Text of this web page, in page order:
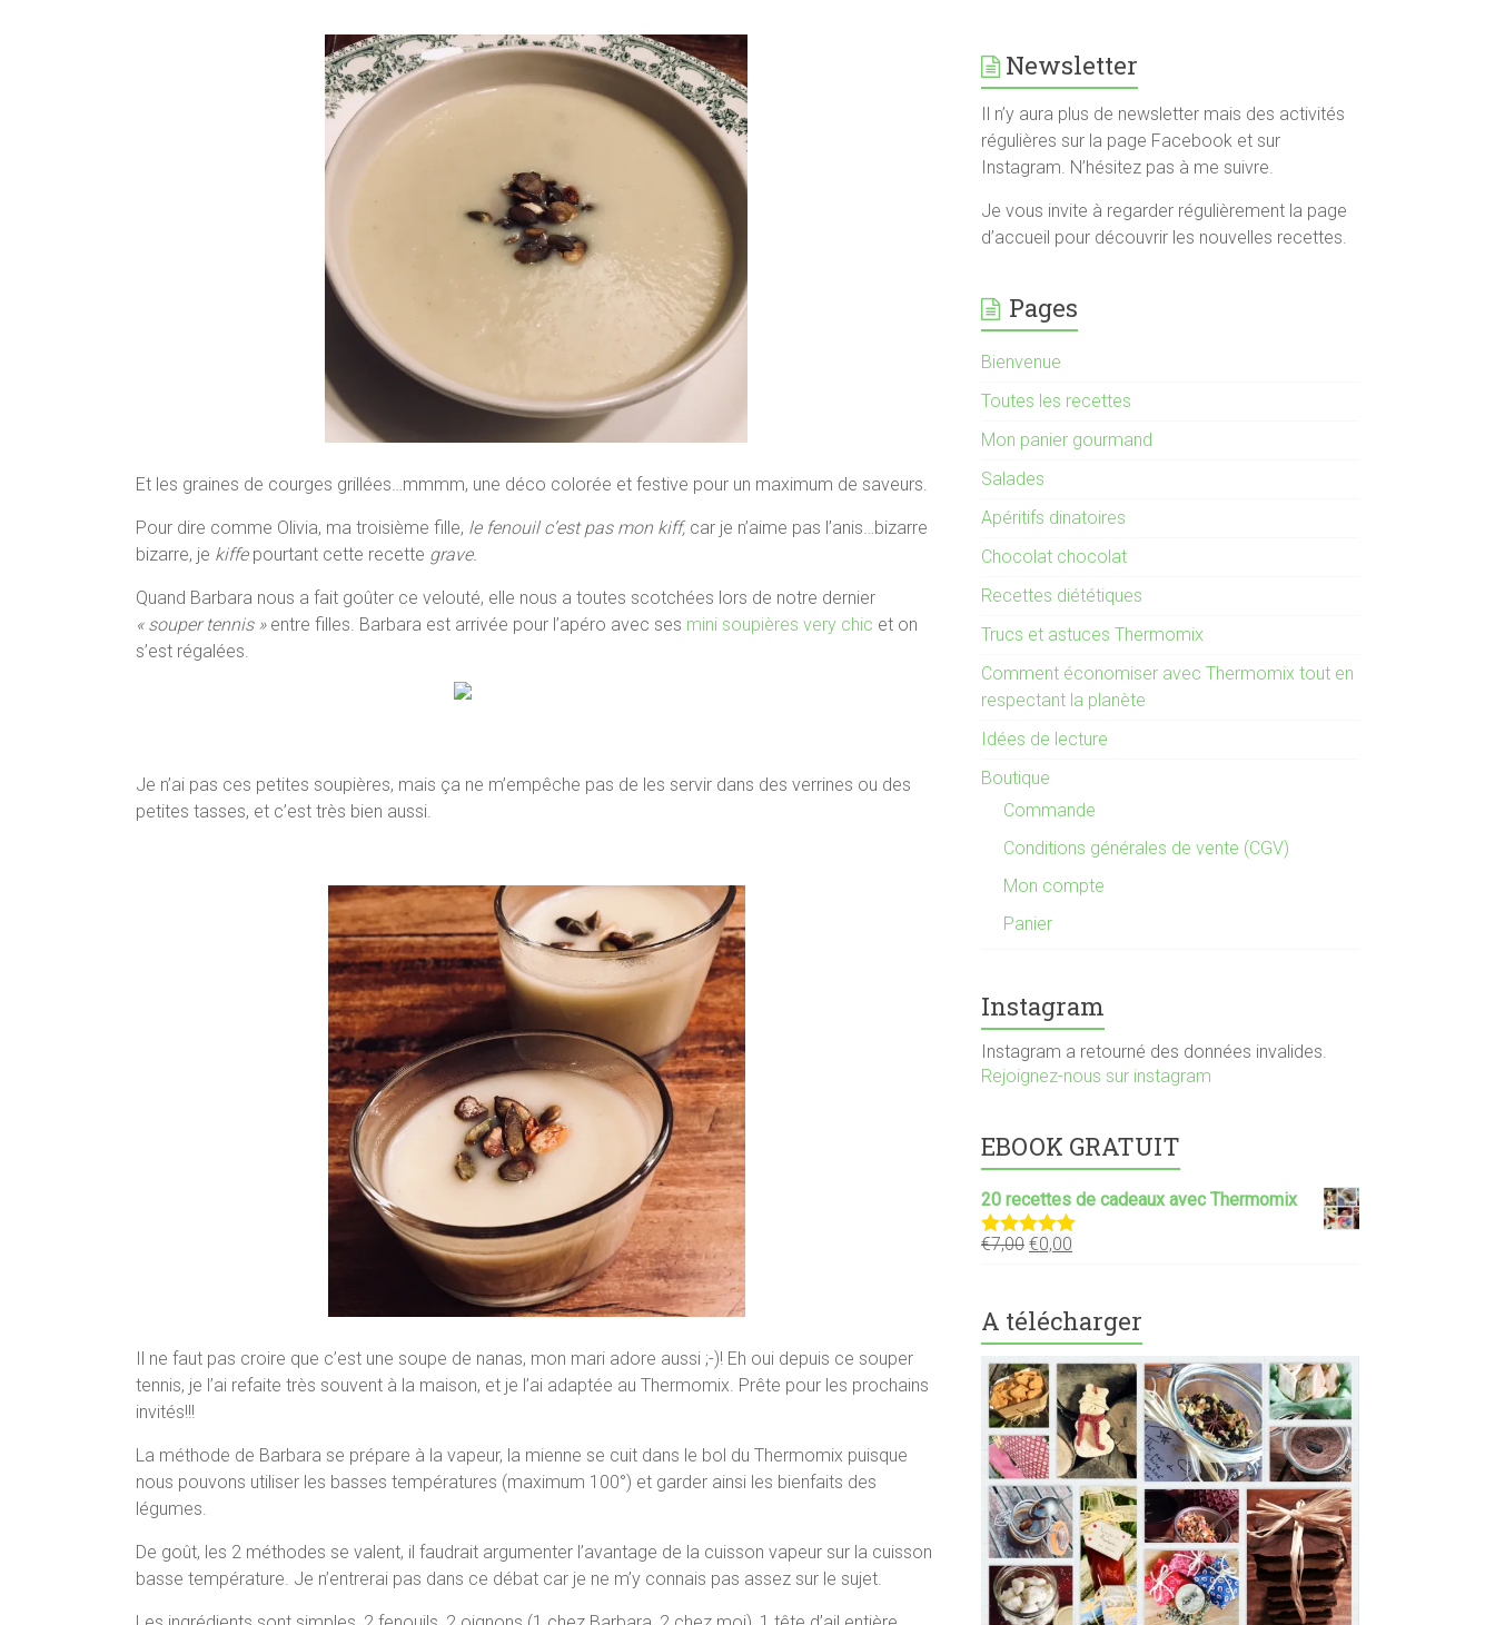
Et les graines de courges grillées…mmmm, une déco colorée et festive pour un maximum de saveurs.
Pour dire comme Olivia, ma troisième fille, le fenouil c’est pas mon kiff, car je n’aime pas l’anis…bizarre
bizarre, je kiffepourtant cette recette grave.
Quand Barbara nous a fait goûter ce velouté, elle nous a toutes scotchées lors de notre dernier
« souper tennis »entre filles. Barbara est arrivée pour l’apéro avec ses mini soupières very chic et on
s’est régalées.
Je n’ai pas ces petites soupières, mais ça ne m’empêche pas de les servir dans des verrines ou des
petites tasses, et c’est très bien aussi.
Il ne faut pas croire que c’est une soupe de nanas, mon mari adore aussi ;-)! Eh oui depuis ce souper
tennis, je l’ai refaite très souvent à la maison, et je l’ai adaptée au Thermomix. Prête pour les prochains
invités!!!
La méthode de Barbara se prépare à la vapeur, la mienne se cuit dans le bol du Thermomix puisque
nous pouvons utiliser les basses températures (maximum 100°) et garder ainsi les bienfaits des
légumes.
De goût, les 2 méthodes se valent, il faudrait argumenter l’avantage de la cuisson vapeur sur la cuisson
basse température. Je n’entrerai pas dans ce débat car je ne m’y connais pas assez sur le sujet.
Newsletter
Il n’y aura plus de newsletter mais des activités
régulières sur la page Facebook et sur
Instagram. N’hésitez pas à me suivre.
Je vous invite à regarder régulièrement la page
d’accueil pour découvrir les nouvelles recettes.
Pages
Bienvenue
Toutes les recettes
Mon panier gourmand
Salades
Apéritifs dinatoires
Chocolat chocolat
Recettes diététiques
Trucs et astuces Thermomix
Comment économiser avec Thermomix tout en
respectant la planète
Idées de lecture
Boutique
Commande
Conditions générales de vente (CGV)
Mon compte
Panier
Instagram
Instagram a retourné des données invalides.
Rejoignez-nous sur instagram
EBOOK GRATUIT
20 recettes de cadeaux avec Thermomix
Note5.00
€7,00 €0,00
A télécharger